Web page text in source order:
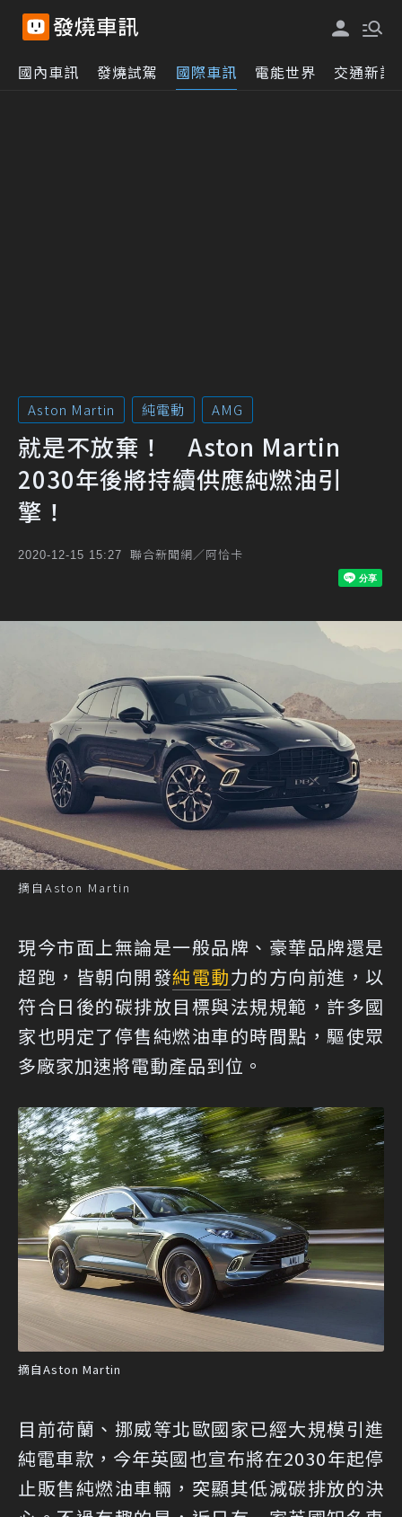
國內車訊 發燒試駕 國際車訊 電能世界 交通新訊
Aston Martin 純電動 AMG
就是不放棄！ Aston Martin
2030年後將持續供應純燃油引
擎！
2020-12-15 15:27 聯合新聞網／阿恰卡
摘自Aston Martin
現今市面上無論是一般品牌、豪華品牌還是
超跑，皆朝向開發純電動力的方向前進，以
符合日後的碳排放目標與法規規範，許多國
家也明定了停售純燃油車的時間點，驅使眾
多廠家加速將電動產品到位。
摘自Aston Martin
目前荷蘭、挪威等北歐國家已經大規模引進
純電車款，今年英國也宣布將在2030年起停
止販售純燃油車輛，突顯其低減碳排放的決